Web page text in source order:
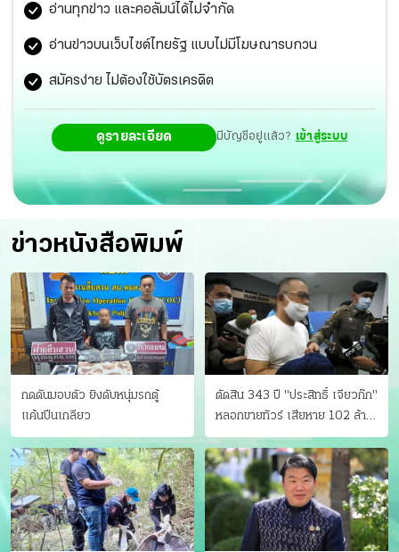
ยอมรับว่ากะผิดไปนิด มิตรรักกดบัตรไม่ทัน ไหวมั้ยถ้าเตรียม
เพิ่มรอบ 3 พุธ 11 ก.ย. ณ อิมแพ็ค อารีน่า 1 ทุ่ม มิตรรักรอเฮ
รอฝันเป็นจริง!!
อ่านทุกข่าว และคอลัมน์ได้ไม่จำกัด
อ่านข่าวบนเว็บไซต์ไทยรัฐ แบบไม่มีโฆษณารบกวน
สมัครง่าย ไม่ต้องใช้บัตรเครดิต
ดูรายละเอียด มีบัญชีอยู่แล้ว? เข้าสู่ระบบ
ข่าวหนังสือพิมพ์
กดดันมอบตัว ยิงดับหนุ่มรถตู้
แค้นปีนเกลียว
ตัดสิน 343 ปี "ประสิทธิ์ เจียวก๊ก"
หลอกขายทัวร์ เสียหาย 102 ล้าน
มีเหยื่อ 173 คน